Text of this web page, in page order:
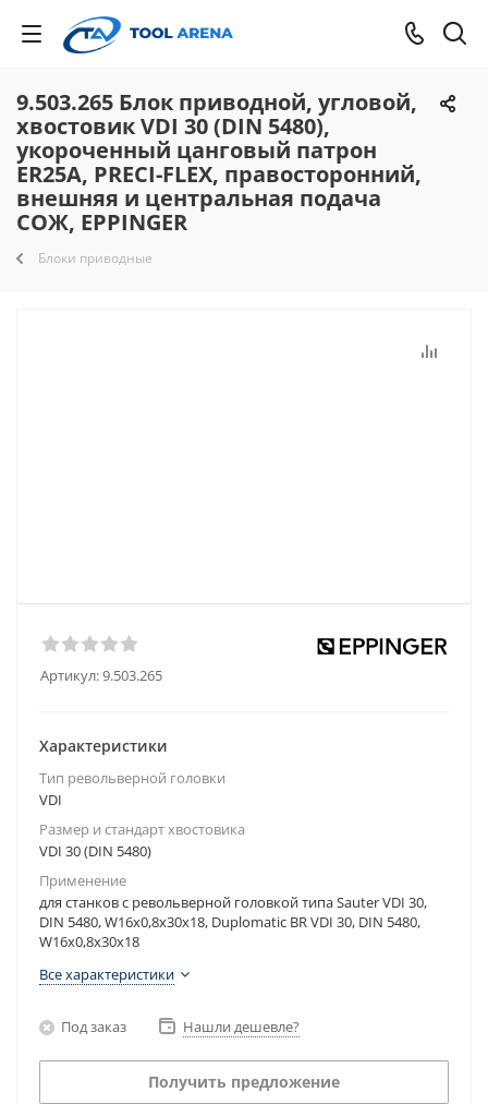
9.503.265 Блок приводной, угловой,
хвостовик VDI 30 (DIN 5480),
укороченный цанговый патрон
ER25A, PRECI-FLEX, правосторонний,
внешняя и центральная подача
СОЖ, EPPINGER
Блоки приводные
Артикул:9.503.265
Характеристики
Тип револьверной головки
VDI
Размер и стандарт хвостовика
VDI 30 (DIN 5480)
Применение
для станков с револьверной головкой типа Sauter VDI 30,
DIN 5480, W16x0,8x30x18, Duplomatic BR VDI 30, DIN 5480,
W16x0,8x30x18
Все характеристики
Под заказ Нашли дешевле?
Получить предложение